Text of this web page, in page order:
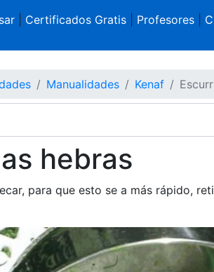
| Certificados Gratis| Profesores|
Manualidades Kenaf
hebras
para que esto se a más rápido,